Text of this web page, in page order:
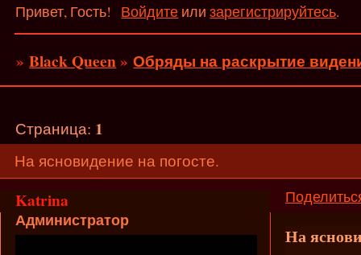
Привет, Гость! Войдите илизарегистрируйтесь.
»Black Queen»Обряды на раскрытие
На ясновидение на погосте.
Страница: 1
Katrina
Администратор
На